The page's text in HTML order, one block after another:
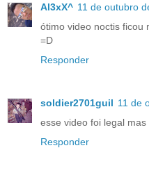
Al3xX^ 11 de outubro
ótimo video noctis ficou
=D
Responder
soldier2701guil 11 de
esse video foi legal
Responder